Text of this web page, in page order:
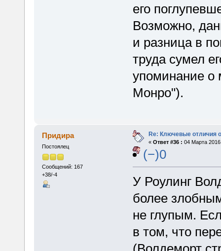
его
Возможно,
и разница в
труда сумел
упоминание о
Монро").
Придира
Постоялец
Сообщений: 167
+38/-4
Re: Ключевые отличия
« Ответ #36 : 04 Марта
(−)0
У Роулинг
более
не глупым.
в том, что